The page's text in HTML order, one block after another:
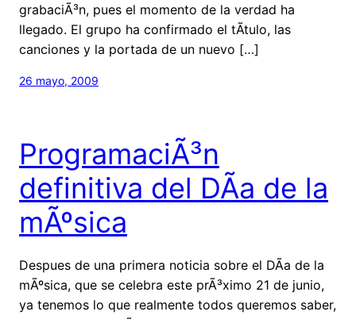
grabaciÃ³n, pues el momento de la verdad ha
llegado. El grupo ha confirmado el tÃ­tulo, las
canciones y la portada de un nuevo […]
26 mayo, 2009
ProgramaciÃ³n
definitiva del DÃ­a de la
mÃºsica
Despues de una primera noticia sobre el DÃ­a de la
mÃºsica, que se celebra este prÃ³ximo 21 de junio,
ya tenemos lo que realmente todos queremos saber,